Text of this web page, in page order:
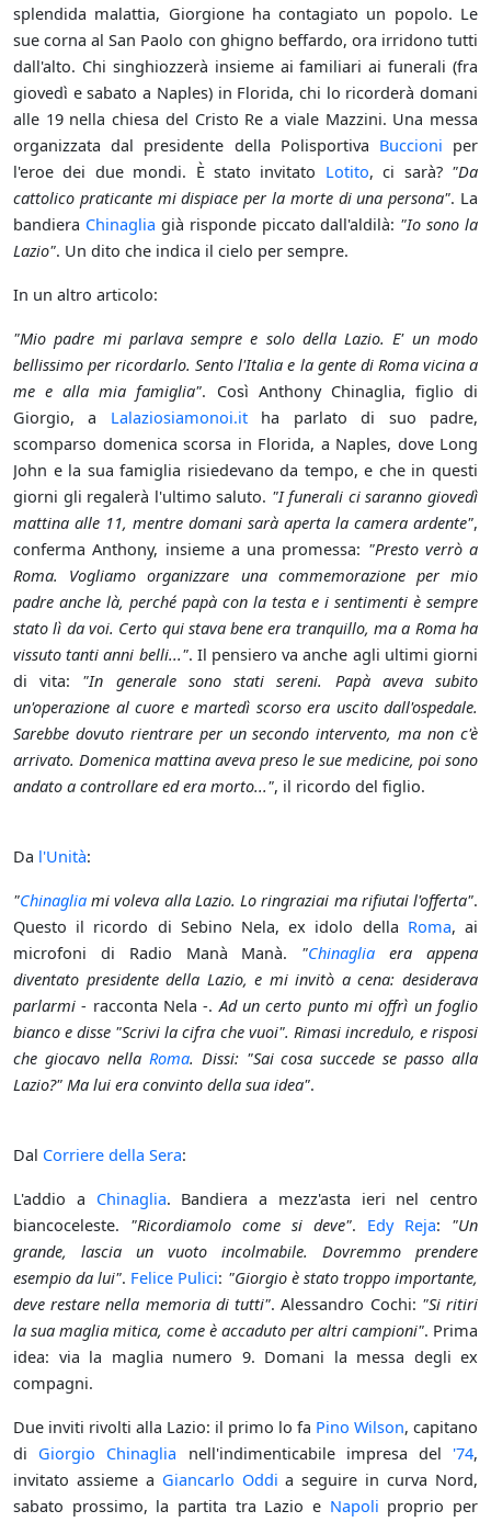
splendida malattia, Giorgione ha contagiato un popolo. Le
sue corna al San Paolo con ghigno beffardo, ora irridono tutti
dall'alto. Chi singhiozzerà insieme ai familiari ai funerali (fra
giovedì e sabato a Naples) in Florida, chi lo ricorderà domani
alle 19 nella chiesa del Cristo Re a viale Mazzini. Una messa
organizzata dal presidente della Polisportiva Buccioni per
l'eroe dei due mondi. È stato invitato Lotito, ci sarà? "Da
cattolico praticante mi dispiace per la morte di una persona". La
bandiera Chinaglia già risponde piccato dall'aldilà: "Io sono la
Lazio". Un dito che indica il cielo per sempre.
In un altro articolo:
"Mio padre mi parlava sempre e solo della Lazio. E' un modo
bellissimo per ricordarlo. Sento l'Italia e la gente di Roma vicina a
me e alla mia famiglia". Così Anthony Chinaglia, figlio di
Giorgio, a Lalaziosiamonoi.it ha parlato di suo padre,
scomparso domenica scorsa in Florida, a Naples, dove Long
John e la sua famiglia risiedevano da tempo, e che in questi
giorni gli regalerà l'ultimo saluto. "I funerali ci saranno giovedì
mattina alle 11, mentre domani sarà aperta la camera ardente",
conferma Anthony, insieme a una promessa: "Presto verrò a
Roma. Vogliamo organizzare una commemorazione per mio
padre anche là, perché papà con la testa e i sentimenti è sempre
stato lì da voi. Certo qui stava bene era tranquillo, ma a Roma ha
vissuto tanti anni belli...". Il pensiero va anche agli ultimi giorni
di vita: "In generale sono stati sereni. Papà aveva subito
un'operazione al cuore e martedì scorso era uscito dall'ospedale.
Sarebbe dovuto rientrare per un secondo intervento, ma non c'è
arrivato. Domenica mattina aveva preso le sue medicine, poi sono
andato a controllare ed era morto...", il ricordo del figlio.
Da l'Unità:
"Chinaglia mi voleva alla Lazio. Lo ringraziai ma rifiutai l'offerta".
Questo il ricordo di Sebino Nela, ex idolo della Roma, ai
microfoni di Radio Manà Manà. "Chinaglia era appena
diventato presidente della Lazio, e mi invitò a cena: desiderava
parlarmi - racconta Nela -.Ad un certo punto mi offrì un foglio
bianco e disse "Scrivi la cifra che vuoi". Rimasi incredulo, e risposi
che giocavo nella Roma. Dissi: "Sai cosa succede se passo alla
Lazio?" Ma lui era convinto della sua idea".
Dal Corriere della Sera:
L'addio a Chinaglia. Bandiera a mezz'asta ieri nel centro
biancoceleste. "Ricordiamolo come si deve". Edy Reja: "Un
grande, lascia un vuoto incolmabile. Dovremmo prendere
esempio da lui". Felice Pulici: "Giorgio è stato troppo importante,
deve restare nella memoria di tutti". Alessandro Cochi: "Si ritiri
la sua maglia mitica, come è accaduto per altri campioni". Prima
idea: via la maglia numero 9. Domani la messa degli ex
compagni.
Due inviti rivolti alla Lazio: il primo lo fa Pino Wilson, capitano
di Giorgio Chinaglia nell'indimenticabile impresa del '74,
invitato assieme a Giancarlo Oddi a seguire in curva Nord,
sabato prossimo, la partita tra Lazio e Napoli proprio per